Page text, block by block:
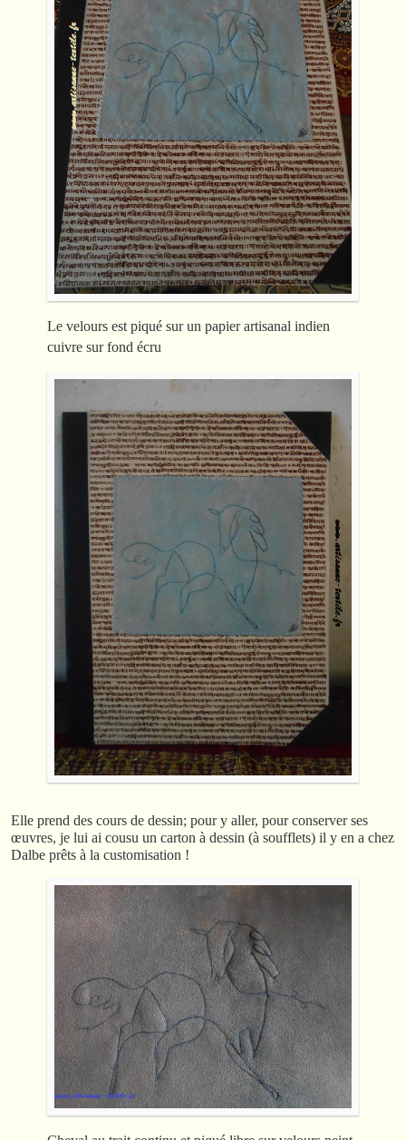
Le velours est piqué sur un papier artisanal indien
cuivre sur fond écru
Elle prend des cours de dessin; pour y aller, pour conserver ses
œuvres, je lui ai cousu un carton à dessin (à soufflets) il y en a chez
Dalbe prêts à la customisation !